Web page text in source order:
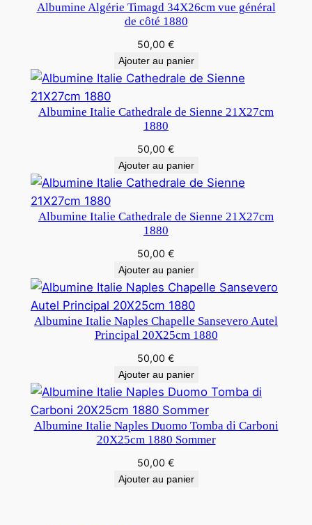
Albumine Algérie Timagd 34X26cm vue général
de côté 1880
50,00 €
Ajouter au panier
Albumine Italie Cathedrale de Sienne 21X27cm
1880
50,00 €
Ajouter au panier
Albumine Italie Cathedrale de Sienne 21X27cm
1880
50,00 €
Ajouter au panier
Albumine Italie Naples Chapelle Sansevero Autel
Principal 20X25cm 1880
50,00 €
Ajouter au panier
Albumine Italie Naples Duomo Tomba di Carboni
20X25cm 1880 Sommer
50,00 €
Ajouter au panier